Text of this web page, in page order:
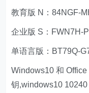
教育版 N：84NGF-
企业版 S：FWN7H-
单语言版：BT79Q-
Windows10 和
钥,windows10